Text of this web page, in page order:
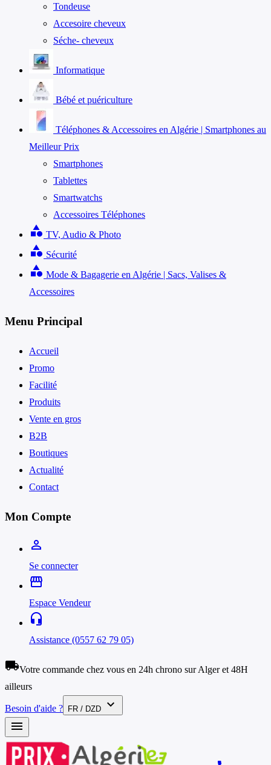
Tondeuse
Accesoire cheveux
Séche- cheveux
Informatique
Bébé et puériculture
Téléphones & Accessoires en Algérie | Smartphones au
Meilleur Prix
Smartphones
Tablettes
Smartwatchs
Accessoires Téléphones
category TV, Audio & Photo
category Sécurité
category Mode & Bagagerie en Algérie | Sacs, Valises &
Accessoires
Menu Principal
Accueil
Promo
Facilité
Produits
Vente en gros
B2B
Boutiques
Actualité
Contact
Mon Compte
person_outline
Se connecter
storefront
Espace Vendeur
headset_mic
Assistance (0557 62 79 05)
local_shippingVotre commande chez vous en 24h chrono sur Alger et 48H
ailleurs
Besoin d'aide ? FR / DZD
expand_more
menu